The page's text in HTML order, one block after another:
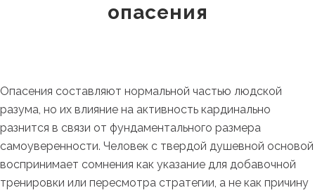
опасения
Опасения составляют нормальной частью людской
разума, но их влияние на активность кардинально
разнится в связи от фундаментального размера
самоуверенности. Человек с твердой душевной основой
воспринимает сомнения как указание для добавочной
тренировки или пересмотра стратегии, а не как причину